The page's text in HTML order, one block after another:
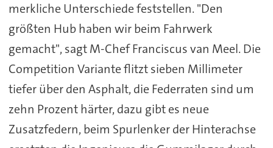
merkliche Unterschiede feststellen. "Den
größten Hub haben wir beim Fahrwerk
gemacht", sagt M-Chef Franciscus van Meel. Die
Competition Variante flitzt sieben Millimeter
tiefer über den Asphalt, die Federraten sind um
zehn Prozent härter, dazu gibt es neue
Zusatzfedern, beim Spurlenker der Hinterachse